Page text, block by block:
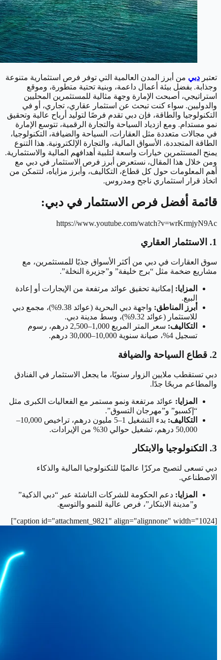
تعتبر دبي من أبرز المدن العالمية التي توفر فرص استثمارية متنوعة
وجذابة. بفضل بيئة أعمال داعمة، وبنية تحتية متطورة، وموقع
استراتيجي، أصبحت الإمارة وجهة مثالية للمستثمرين المحليين
والدوليين. سواء كنت تبحث عن استثمار عقاري، تجاري، أو في
التكنولوجيا والطاقة، فإن دبي تقدم فرصًا لتوليد أرباح عالية وتحقيق
نمو مستدام. ومع ازدياد السياحة والتجارة الرقمية، تتوسع الإمارة
في مجالات متعددة مثل العقارات، السياحة والضيافة، التكنولوجيا،
الطاقة المتجددة، الأسواق المالية، والتجارة الإلكترونية. هذا التنوع
يمنح المستثمرين خيارات واسعة لتلبية أهدافهم المالية والاستثمارية.
ومن خلال هذا المقال، نستعرض أبرز فرص الاستثمار في دبي مع
أهم المعلومات حول كل قطاع، التكاليف، وأبرز مزاياه، لتتمكن من
اتخاذ قرار استثماري ناجح ومدروس.
قائمة أفضل فرص الاستثمار في دبي:
https://www.youtube.com/watch?v=wrKrmjyN9Ac
1. الاستثمار العقاري
سوق العقارات في دبي من أكثر الأسواق جذبًا للمستثمرين، مع
مشاريع ضخمة مثل “برج خليفة” و”جزيرة النخلة”.
المزايا: إمكانية تحقيق عوائد مرتفعة من الإيجارات أو إعادة
البيع.
أبرز المناطق:
واجهة دبي البحرية (عوائد 9.38%)، مجمع دبي
للاستثمار (عوائد 9.32%)، وسط مدينة دبي.
التكاليف:
سعر المتر المربع 1,000–2,500 درهم، رسوم
تسجيل 4%، صيانة سنوية 10,000–30,000 درهم.
2. قطاع السياحة والضيافة
دبي تستقطب ملايين الزوار سنويًا، ما يجعل الاستثمار في الفنادق
والمطاعم مربحًا جدًا.
المزايا: عوائد مرتفعة ونمو مستمر مع الفعاليات الكبرى مثل
“إكسبو” و”مهرجان التسوق”.
التكاليف:
بدء التشغيل 1–5 مليون درهم، تراخيص 10,000–
50,000 درهم، تشغيل حوالي 30% من الإيرادات.
3. التكنولوجيا والابتكار
دبي تسعى لتصبح مركزًا عالميًا للتكنولوجيا المالية والذكاء
الاصطناعي.
المزايا: دعم الحكومة للشركات الناشئة عبر “دبي الذكية”
و”مدينة الابتكار”، فرص عالية للنمو والتوسع.
[caption id="attachment_9821" align="alignnone" width="1024"]